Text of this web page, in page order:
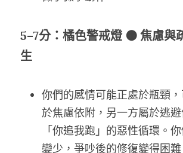
5–7分：橘色警戒燈 🟠 焦慮與
生
你們的感情可能正處於瓶頸
於焦慮依附，另一方屬於逃
「你追我跑」的惡性循環。
變少，爭吵後的修復變得困